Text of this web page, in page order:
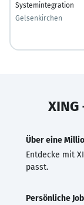
Systemintegration
Gelsenkirchen
Über eine
Entdecke mit
passt.
Persönliche